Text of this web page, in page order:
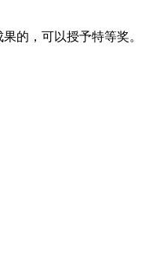
的，可以授予特等奖。